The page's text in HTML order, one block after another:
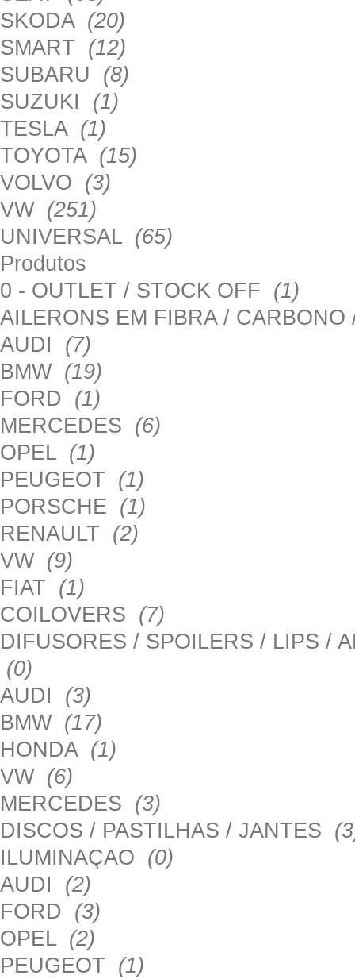
SKODA (20)
SMART (12)
SUBARU (8)
SUZUKI (1)
TESLA (1)
TOYOTA (15)
VOLVO (3)
VW (251)
UNIVERSAL (65)
Produtos
0 - OUTLET / STOCK OFF (1)
AILERONS EM FIBRA /
AUDI (7)
BMW (19)
FORD (1)
MERCEDES (6)
OPEL (1)
PEUGEOT (1)
PORSCHE (1)
RENAULT (2)
VW (9)
FIAT (1)
COILOVERS (7)
DIFUSORES / SPOILERS / LIPS /
(0)
AUDI (3)
BMW (17)
HONDA (1)
VW (6)
MERCEDES (3)
DISCOS / PASTILHAS / JANTES
ILUMINAÇAO (0)
AUDI (2)
FORD (3)
OPEL (2)
PEUGEOT (1)